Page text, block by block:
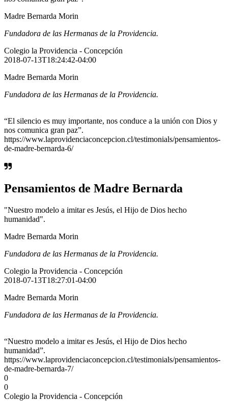
Madre Bernarda Morin
Fundadora de las Hermanas de la Providencia.
Colegio la Providencia - Concepción
2018-07-13T18:24:42-04:00
Madre Bernarda Morin
Fundadora de las Hermanas de la Providencia.
“El silencio es muy importante, nos conduce a la unión con Dios y
nos comunica gran paz”.
https://www.laprovidenciaconcepcion.cl/testimonials/pensamientos-
de-madre-bernarda-6/
Pensamientos de Madre Bernarda
"Nuestro modelo a imitar es Jesús, el Hijo de Dios hecho
humanidad".
Madre Bernarda Morin
Fundadora de las Hermanas de la Providencia.
Colegio la Providencia - Concepción
2018-07-13T18:27:01-04:00
Madre Bernarda Morin
Fundadora de las Hermanas de la Providencia.
“Nuestro modelo a imitar es Jesús, el Hijo de Dios hecho
humanidad”.
https://www.laprovidenciaconcepcion.cl/testimonials/pensamientos-
de-madre-bernarda-7/
0
0
Colegio la Providencia - Concepción